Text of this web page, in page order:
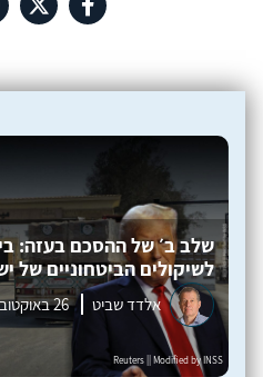
שלב ב׳ של ההסכם בעזה:
לשיקולים הביטחוניים של
אלדד שביט 26 באוקטובר, 2025